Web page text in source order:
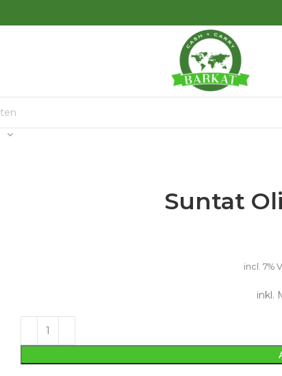
Suntat
incl. 7%
inkl.